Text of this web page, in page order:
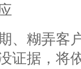
、糊弄客
证据，将